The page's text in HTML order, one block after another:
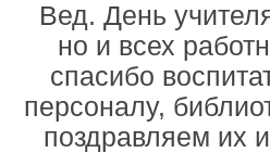
Вед. День
но и всех
спасибо
персоналу,
поздравляем их